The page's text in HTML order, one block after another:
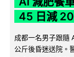
45 日減
成都一名男子跟隨
公斤後昏迷送院。